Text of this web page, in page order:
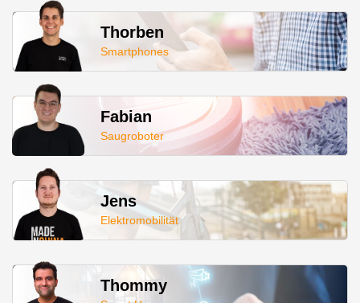
Thorben
Smartphones
Fabian
Saugroboter
Jens
Elektromobilität
Thommy